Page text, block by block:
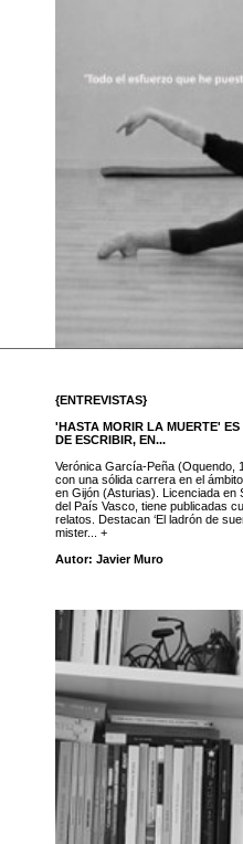
{ENTREVISTAS}
'HASTA MORIR LA MUERTE'
DE ESCRIBIR, EN...
Verónica García-Peña (Oquendo,
con una sólida carrera en el
en Gijón (Asturias). Licenciada en
del País Vasco, tiene publicadas
relatos. Destacan ‘El ladrón de
mister... +
Autor: Javier Muro